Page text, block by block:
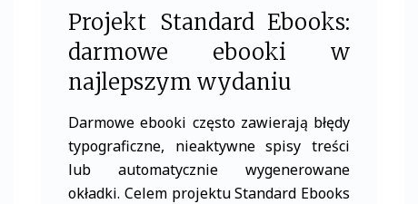
Projekt Standard Ebooks:
darmowe ebooki w
najlepszym wydaniu
Darmowe ebooki często zawierają błędy
typograficzne, nieaktywne spisy treści
lub automatycznie wygenerowane
okładki. Celem projektu Standard Ebooks